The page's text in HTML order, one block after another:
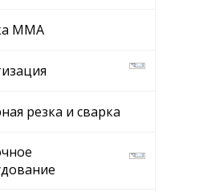
MMA
резка и сварка